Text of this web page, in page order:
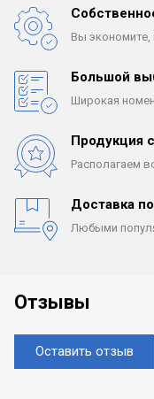
Вы экономите,
Большой
Широкая
Продукция
Располагаем
Доставка
Любыми
Отзывы
Оставить отзыв